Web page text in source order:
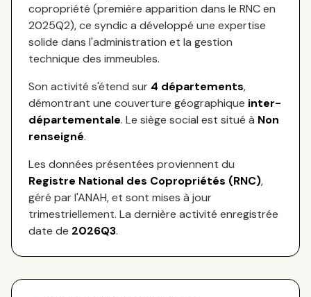
copropriété (première apparition dans le RNC en
2025Q2), ce syndic a développé une expertise
solide dans l'administration et la gestion
technique des immeubles.
Son activité s'étend sur 4 départements,
démontrant une couverture géographique inter-
départementale. Le siège social est situé à Non
renseigné.
Les données présentées proviennent du
Registre National des Copropriétés (RNC),
géré par l'ANAH, et sont mises à jour
trimestriellement. La dernière activité enregistrée
date de 2026Q3.